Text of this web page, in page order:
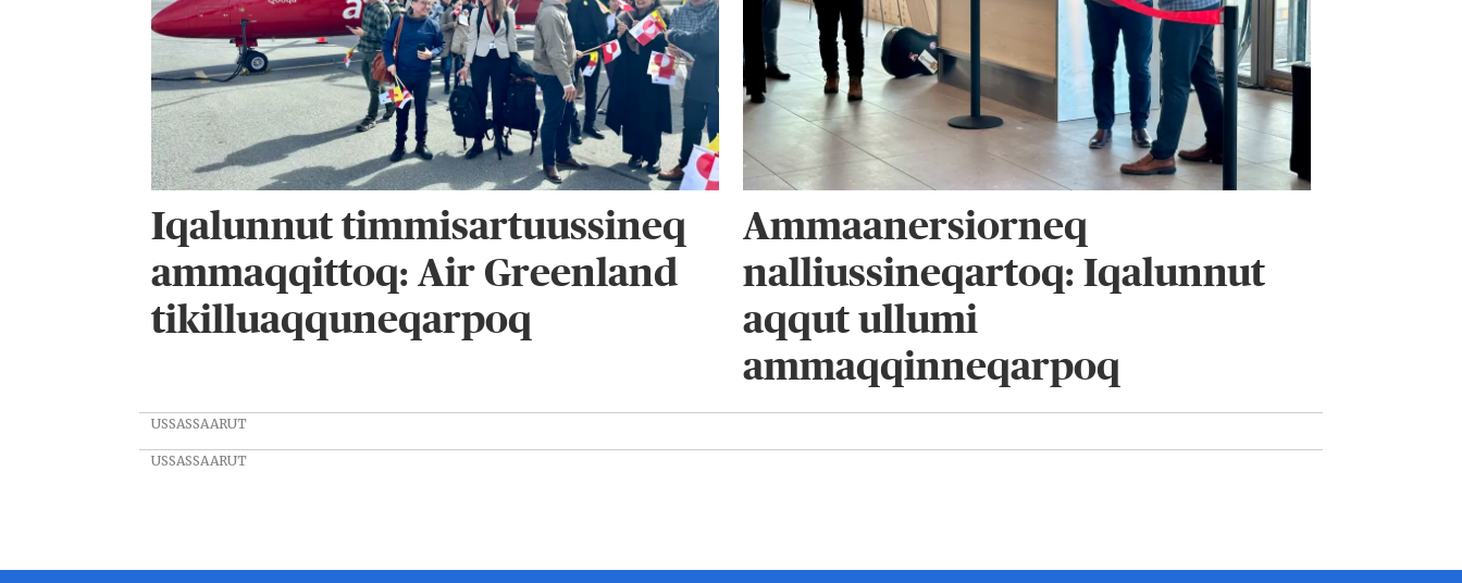
Iqalunnut timmisartuussineq
ammaqqittoq: Air Greenland
tikilluaqquneqarpoq
Ammaanersiorneq
nalliussineqartoq: Iqalunnut
aqqut ullumi
ammaqqinneqarpoq
USSASSAARUT
USSASSAARUT